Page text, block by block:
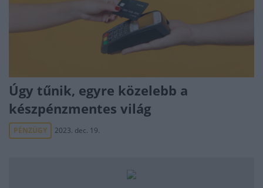
Úgy tűnik, egyre közelebb a
készpénzmentes világ
PÉNZÜGY 2023. dec. 19.